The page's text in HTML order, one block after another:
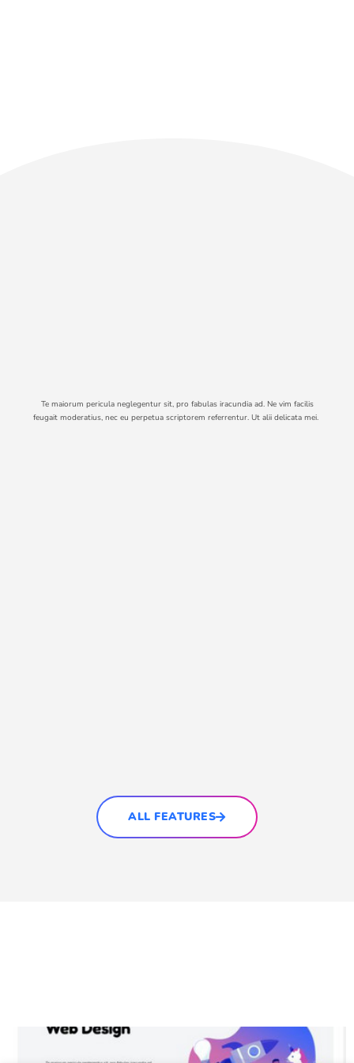
Te maiorum pericula neglegentur sit, pro fabulas iracundia ad. Ne vim facilis
feugait moderatius, nec eu perpetua scriptorem referrentur. Ut alii delicata mei.
ALL FEATURES